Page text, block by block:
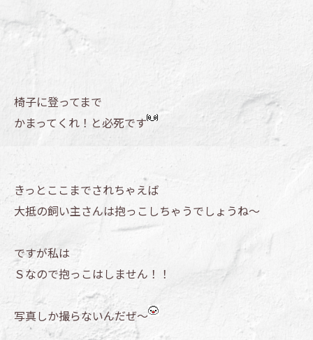
椅子に登ってまで
かまってくれ！と必死です
きっとここまでされちゃえば
大抵の飼い主さんは抱っこしちゃうでしょうね～
ですが私は
Ｓなので抱っこはしません！！
写真しか撮らないんだぜ～